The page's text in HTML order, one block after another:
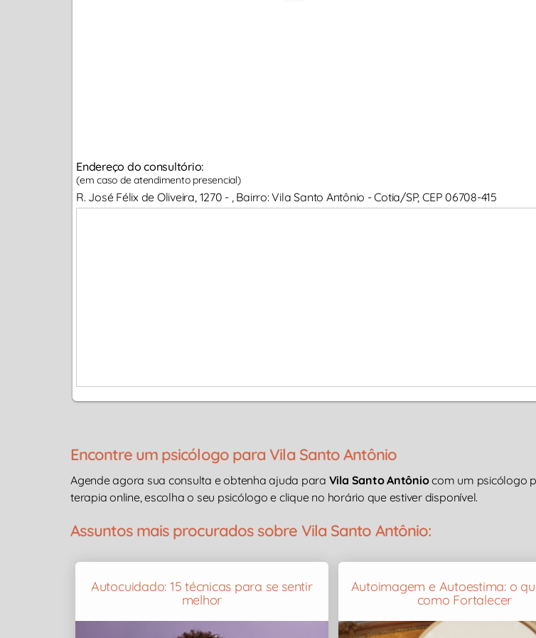
Endereço do consultório:
(em caso de atendimento presencial)
R. José Félix de Oliveira, 1270 - , Bairro: Vila Santo Antônio - Cotia/SP, CEP 06708-415
Encontre um psicólogo para Vila Santo Antônio
Agende agora sua consulta e obtenha ajuda para Vila Santo Antôniocom um psicólogo
terapia online, escolha o seu psicólogo e clique no horário que estiver disponível.
Assuntos mais procurados sobre Vila Santo Antônio:
Autocuidado: 15 técnicas para se sentir
melhor
Autoimagem e Autoestima: o
como Fortalecer